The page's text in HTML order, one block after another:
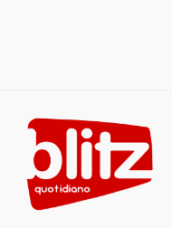
content